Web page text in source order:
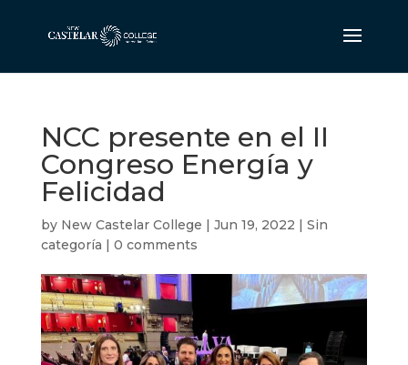
NCC presente en el II
Congreso Energía y
Felicidad
by New Castelar College | Jun 19, 2022 | Sin
categoría | 0 comments